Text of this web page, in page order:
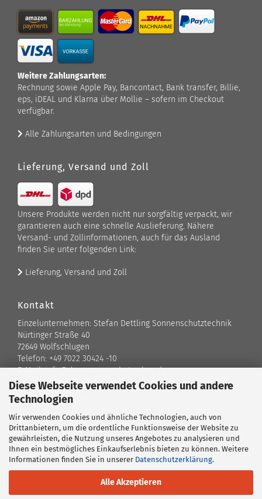
Diese Webseite verwendet Cookies und andere
Technologien
Wir verwenden Cookies und ähnliche Technologien, auch von
Drittanbietern, um die ordentliche Funktionsweise der Website zu
gewährleisten, die Nutzung unseres Angebotes zu analysieren und
Ihnen ein bestmögliches Einkaufserlebnis bieten zu können. Weitere
Informationen finden Sie in unserer Datenschutzerklärung.
Alle Akzeptieren
Weitere Zahlungsarten:
Rechnung sowie Apple Pay, Bancontact, Bank transfer, Billie,
eps, iDEAL und Klarna über Mollie – sofern im Checkout
verfügbar.
Alle Zahlungsarten und Bedingungen
Lieferung, Versand und Zoll
Unsere Produkte werden nicht nur sorgfältig verpackt, wir
garantieren auch eine schnelle Auslieferung. Nähere
Versand- und Zollinformationen, auch für das Ausland
finden Sie unter folgenden Link:
Lieferung, Versand und Zoll
Kontakt
Einzelunternehmen: Stefan Dettling Sonnenschutztechnik
Nürtinger Straße 40
72649 Wolfschlugen
Telefon: +49 7022 30424 -10
E-Mail: info@der-sonnenschutz-shop.de
Kontaktformular
Standort
Ansprechpartner